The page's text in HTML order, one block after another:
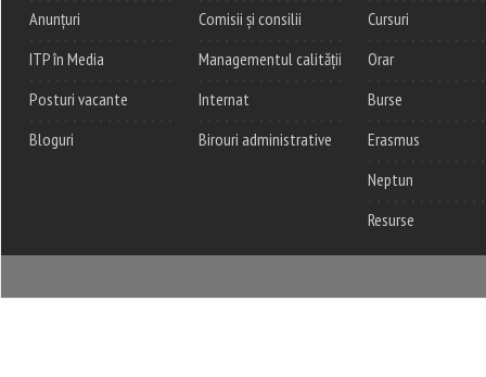
Anunțuri
ITP în Media
Posturi vacante
Bloguri
Comisii și consilii
Managementul calității
Internat
Birouri administrative
Cursuri
Orar
Burse
Erasmus
Neptun
Resurse